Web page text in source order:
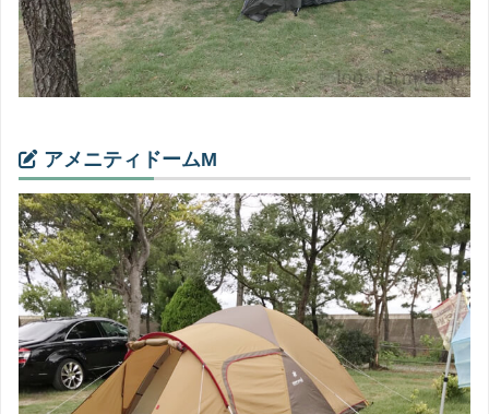
アメニティドームM